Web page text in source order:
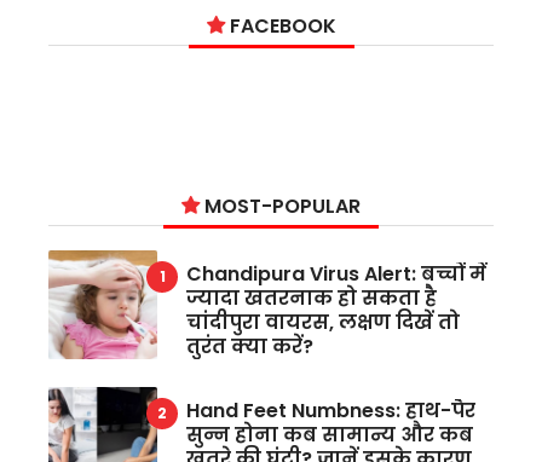
FACEBOOK
MOST-POPULAR
Chandipura Virus Alert: बच्चों में
ज्यादा खतरनाक हो सकता है
चांदीपुरा वायरस, लक्षण दिखें तो
तुरंत क्या करें?
Hand Feet Numbness: हाथ-पैर
सुन्न होना कब सामान्य और कब